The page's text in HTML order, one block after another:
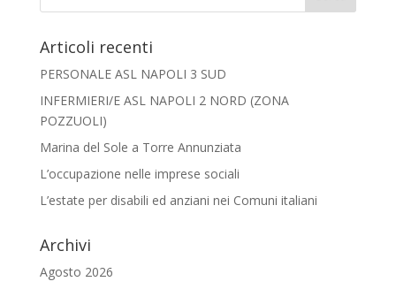
Articoli recenti
PERSONALE ASL NAPOLI 3 SUD
INFERMIERI/E ASL NAPOLI 2 NORD (ZONA
POZZUOLI)
Marina del Sole a Torre Annunziata
L’occupazione nelle imprese sociali
L’estate per disabili ed anziani nei Comuni italiani
Archivi
Agosto 2026